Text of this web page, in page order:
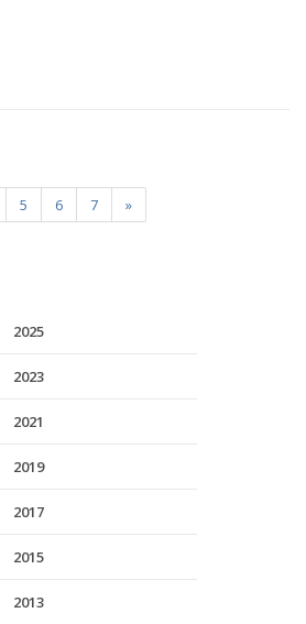
5 6 7 »
2025
2023
2021
2019
2017
2015
2013